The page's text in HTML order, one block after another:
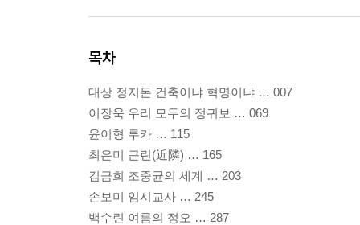
목차
대상 정지돈 건축이냐 혁명이냐 … 007
이장욱 우리 모두의 정귀보 … 069
윤이형 루카 … 115
최은미 근린(近隣) … 165
김금희 조중균의 세계 … 203
손보미 임시교사 … 245
백수린 여름의 정오 … 287